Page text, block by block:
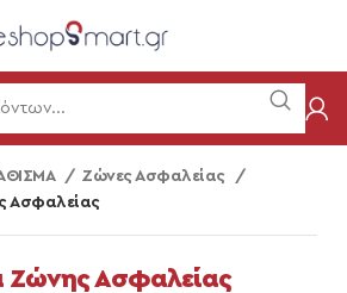
Ζώνες Ασφαλείας
Ασφαλείας
Ζώνης Ασφαλείας